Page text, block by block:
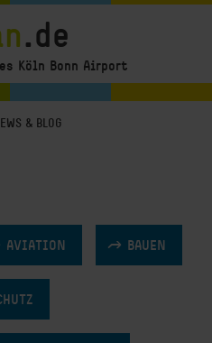
.de
Köln Bonn Airport
& BLOG
AVIATION BAUEN